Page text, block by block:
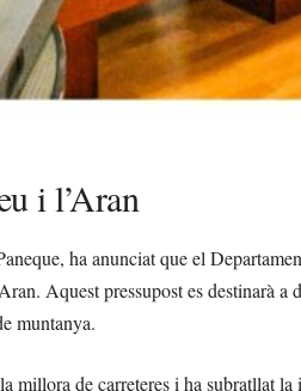
i l’Aran
ha anunciat que el
Aquest pressupost es destinarà a
muntanya.
millora de carreteres i ha subratllat